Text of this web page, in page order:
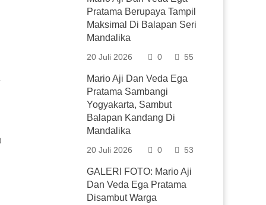
Pratama Berupaya Tampil
Maksimal Di Balapan Seri
Mandalika
20 Juli 2026 0 55
Mario Aji Dan Veda Ega
Pratama Sambangi
Yogyakarta, Sambut
Balapan Kandang Di
Mandalika
20 Juli 2026 0 53
GALERI FOTO: Mario Aji
Dan Veda Ega Pratama
Disambut Warga